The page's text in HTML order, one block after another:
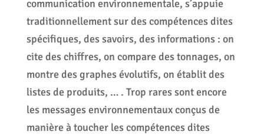
communication environnementale, s’appuie
traditionnellement sur des compétences dites
spécifiques, des savoirs, des informations : on
cite des chiffres, on compare des tonnages, on
montre des graphes évolutifs, on établit des
listes de produits, … . Trop rares sont encore
les messages environnementaux conçus de
manière à toucher les compétences dites